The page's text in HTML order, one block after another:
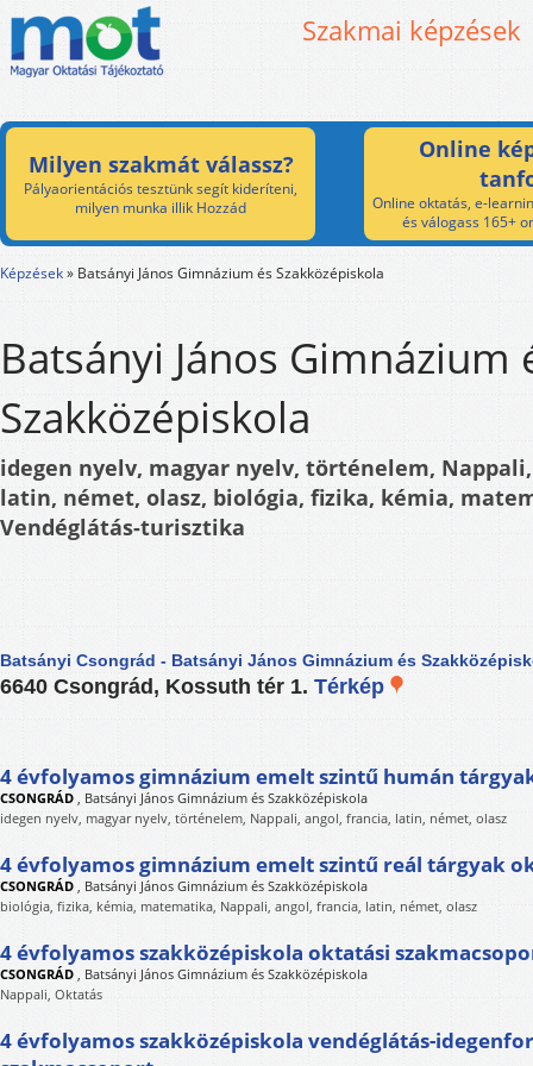
Szakmai képzések
Milyen szakmát válassz?
Pályaorientációs tesztünk segít kideríteni,
milyen munka illik Hozzád
Online
Online oktatás, e-
és válogass 165+
Képzések» Batsányi János Gimnázium és Szakközépiskola
Batsányi János Gimnázium
Szakközépiskola
idegen nyelv, magyar nyelv, történelem,
latin, német, olasz, biológia, fizika, kémia,
Vendéglátás-turisztika
Batsányi Csongrád - Batsányi János Gimnázium és
6640 Csongrád, Kossuth tér 1. Térkép
4 évfolyamos gimnázium emelt szintű humán
CSONGRÁD
Batsányi János Gimnázium és Szakközépiskola
idegen nyelv, magyar nyelv, történelem, Nappali, angol, francia, latin, német, olasz
4 évfolyamos gimnázium emelt szintű reál tárgyak
CSONGRÁD
Batsányi János Gimnázium és Szakközépiskola
biológia, fizika, kémia, matematika, Nappali, angol, francia, latin, német, olasz
4 évfolyamos szakközépiskola oktatási
CSONGRÁD
Batsányi János Gimnázium és Szakközépiskola
Nappali, Oktatás
4 évfolyamos szakközépiskola vendéglátás-